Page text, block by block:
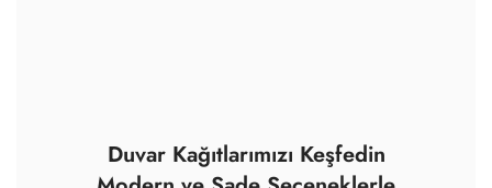
Duvar Kağıtlarımızı Keşfedin